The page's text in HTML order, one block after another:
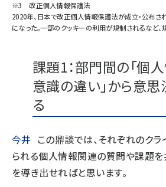
※3 改正個人情報保護法
2020年、日本で改正個人情報保護法が成立・公布さ
になった。一部のクッキーの利用が規制されるなど、
課題1：部門間の「個
意識の違い」から意
る
今井 この鼎談では、それぞれのクラ
られる個人情報関連の質問や課題を
を導き出せればと思います。